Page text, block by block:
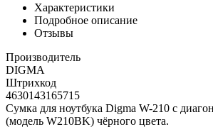
Характеристики
Подробное описание
Отзывы
Производитель
DIGMA
Штрихкод
4630143165715
Сумка для ноутбука Digma W-210 с
(модель W210BK) чёрного цвета.